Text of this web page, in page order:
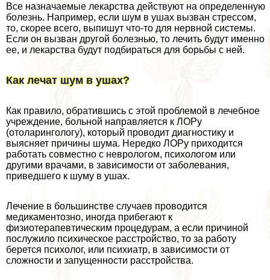
Все назначаемые лекарства действуют на определенную
болезнь. Например, если шум в ушах вызван стрессом,
то, скорее всего, выпишут что-то для нервной системы.
Если он вызван другой болезнью, то лечить будут именно
ее, и лекарства будут подбираться для борьбы с ней.
Как лечат шум в ушах?
Как правило, обратившись с этой проблемой в лечебное
учреждение, больной направляется к ЛОРу
(отоларингологу), который проводит диагностику и
выясняет причины шума. Нередко ЛОРу приходится
работать совместно с неврологом, психологом или
другими врачами, в зависимости от заболевания,
приведшего к шуму в ушах.
Лечение в большинстве случаев проводится
медикаментозно, иногда прибегают к
физиотерапевтическим процедypaм, а если причиной
послужило психическое расстройство, то за работу
берется психолог, или психиатр, в зависимости от
сложности и запущенности расстройства.